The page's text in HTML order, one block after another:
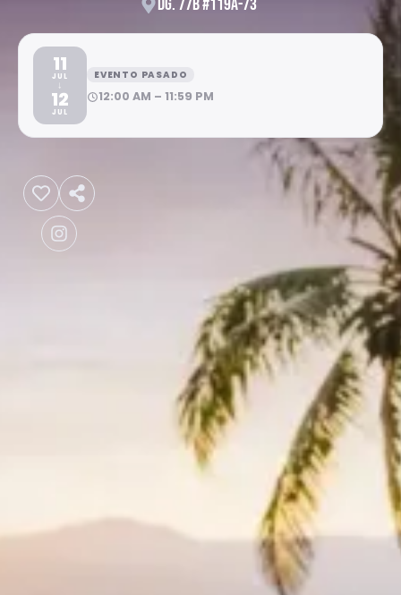
DG. 77B #119A-73
11
JUL
↓
12
JUL
EVENTO PASADO
12:00 AM – 11:59 PM